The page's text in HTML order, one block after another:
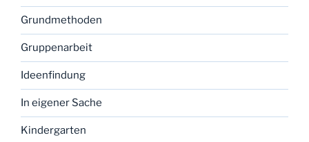
Grundmethoden
Gruppenarbeit
Ideenfindung
In eigener Sache
Kindergarten